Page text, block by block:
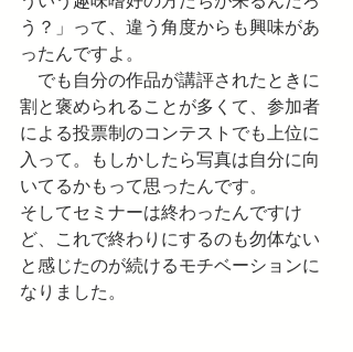
う？」って、違う角度からも興味があ
ったんですよ。
でも自分の作品が講評されたときに
割と褒められることが多くて、参加者
による投票制のコンテストでも上位に
入って。もしかしたら写真は自分に向
いてるかもって思ったんです。
そしてセミナーは終わったんですけ
ど、これで終わりにするのも勿体ない
と感じたのが続けるモチベーションに
なりました。